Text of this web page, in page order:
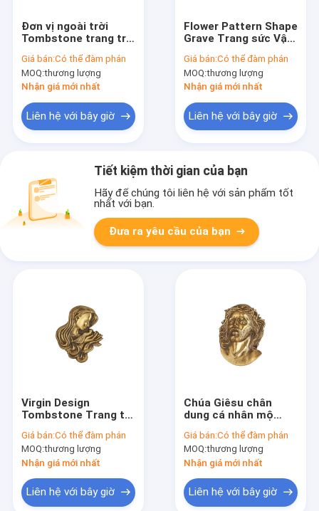
Đơn vị ngoài trời
Tombstone trang trí
thước màu Fading
kháng
Giá bán:Có thể đàm phán
MOQ:thương lượng
Nhận giá mới nhất
Liên hệ với bây giờ
Flower Pattern Shape
Grave Trang sức Vật
độ cao
Giá bán:Có thể đàm phán
MOQ:thương lượng
Nhận giá mới nhất
Liên hệ với bây giờ
Tiết kiệm thời gian của bạn
Hãy để chúng tôi liên hệ với sản phẩm tốt
nhất với bạn.
Đưa ra yêu cầu của bạn
Virgin Design
Tombstone Trang trí
cho các sản phẩm
tang lễ
Giá bán:Có thể đàm phán
MOQ:thương lượng
Nhận giá mới nhất
Liên hệ với bây giờ
Chúa Giêsu chân
dung cá nhân mộ
trang trí sơn đồng
thau
Giá bán:Có thể đàm phán
MOQ:thương lượng
Nhận giá mới nhất
Liên hệ với bây giờ